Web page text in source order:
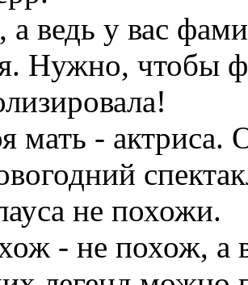
ведь у вас
Нужно, чтобы
мать - актриса.
не похожи.
- не похож, а